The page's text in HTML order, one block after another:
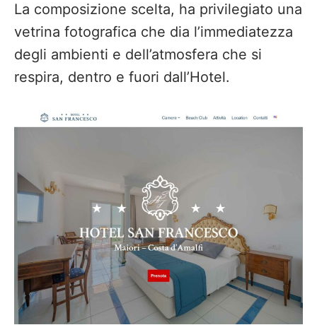
La composizione scelta, ha privilegiato una
vetrina fotografica che dia l’immediatezza
degli ambienti e dell’atmosfera che si
respira, dentro e fuori dall’Hotel.